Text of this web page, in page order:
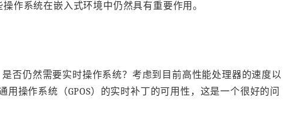
作系统在嵌入式环境中仍然具有重要作用。
否仍然需要实时操作系统？考虑到目前高性能处理器的速度以
操作系统（GPOS）的实时补丁的可用性，这是一个很好的问